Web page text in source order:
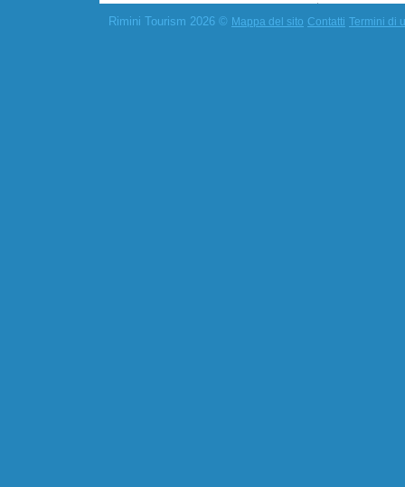
Rimini Tourism 2026 © Mappa del sito Contatti Termini di